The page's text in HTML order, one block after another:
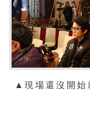
▲現場還沒開始